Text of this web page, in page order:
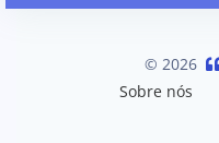
© 2026
Sobre nós